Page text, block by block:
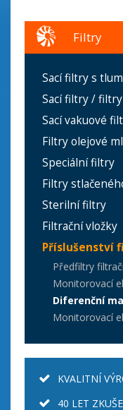
Filtry
Sací filtry s
Sací filtry /
Sací vakuové
Filtry olejové
Speciální filtry
Filtry
Sterilní filtry
Filtrační vložky
Příslušenství
Předfiltry
Monitorovací
Diferenční
Monitorovací
KVALITNÍ
40 LET